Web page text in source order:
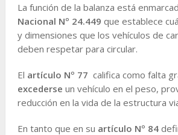
La función de la balanza está
Nacional Nº 24.449 que establece
y dimensiones que los vehículos de
deben respetar para circular.
El artículo Nº 77 califica como falta
excederse un vehículo en el peso,
reducción en la vida de la estructura
En tanto que en su artículo Nº 84